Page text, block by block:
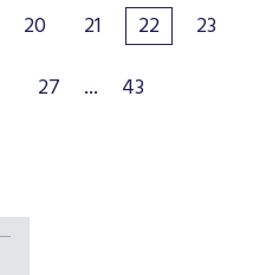
20 21 22
23
27 ... 43